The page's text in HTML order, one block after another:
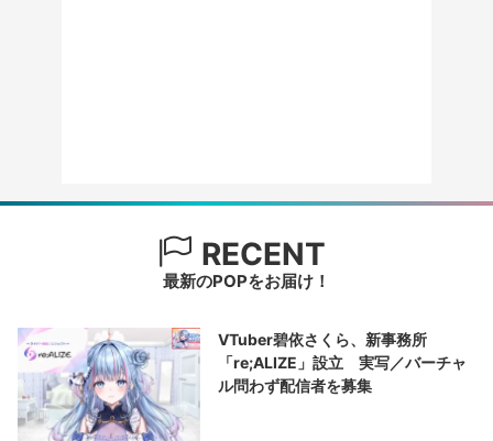
RECENT
最新のPOPをお届け！
VTuber碧依さくら、新事務所
「re;ALIZE」設立 実写／バーチャ
ル問わず配信者を募集